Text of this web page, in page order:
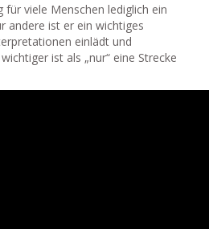
für viele Menschen lediglich ein
andere ist er ein wichtiges
einlädt und
ist als „nur“ eine Strecke